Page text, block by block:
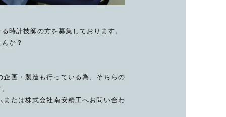
時計技師の方を募集しております。
か？
画・製造も行っている為、そちらの
たは株式会社南安精工へお問い合わ
その他
在庫あり セール